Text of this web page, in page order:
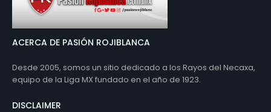
ACERCA DE PASIÓN ROJIBLANCA
Desde 2005, somos un sitio dedicado a los Rayos del Necaxa,
equipo de la Liga MX fundado en el año de 1923.
DISCLAIMER